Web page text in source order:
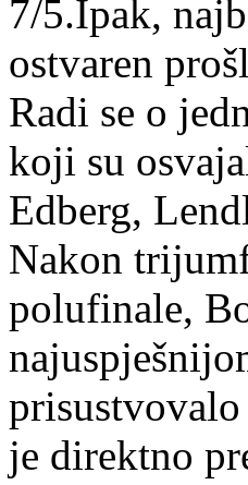
7/5.Ipak,
ostvaren
Radi se o
koji su
Edberg,
Nakon
polufinale,
je direktno